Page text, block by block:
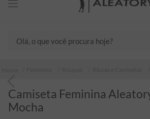
Camiseta Feminina
Mocha
º